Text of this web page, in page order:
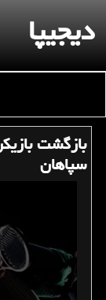
دیجیپا
بازگشت
سپاهان